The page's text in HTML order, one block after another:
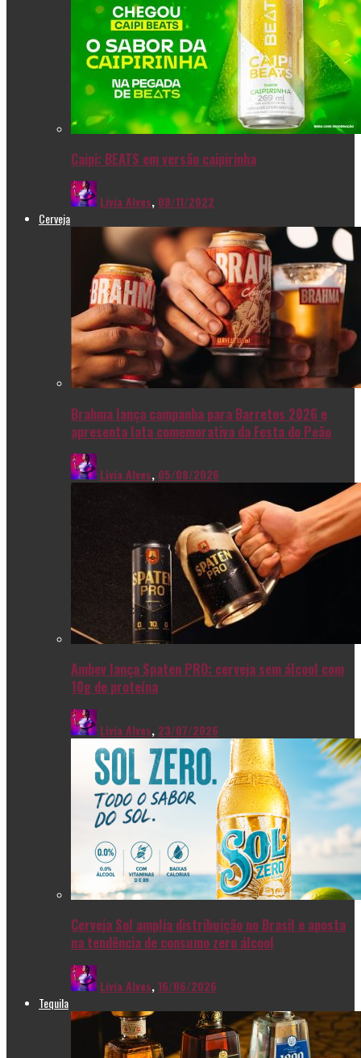
Caipi: BEATS em versão caipirinha
Livia Alves, 08/11/2022
Cerveja
Brahma lança campanha para Barretos 2026 e
apresenta lata comemorativa da Festa do Peão
Livia Alves, 05/08/2026
Ambev lança Spaten PRO: cerveja sem álcool com
10g de proteína
Livia Alves, 23/07/2026
Cerveja Sol amplia distribuição no Brasil e aposta
na tendência de consumo zero álcool
Livia Alves,16/06/2026
Tequila